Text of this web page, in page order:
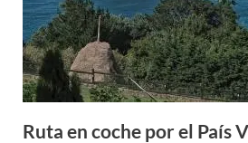
Ruta en coche por el País